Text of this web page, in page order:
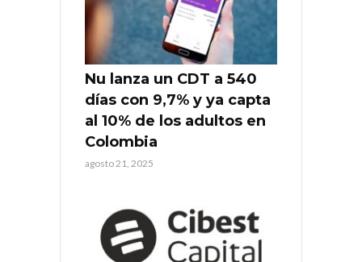
Nu lanza un CDT a 540
días con 9,7% y ya capta
al 10% de los adultos en
Colombia
agosto 21, 2025